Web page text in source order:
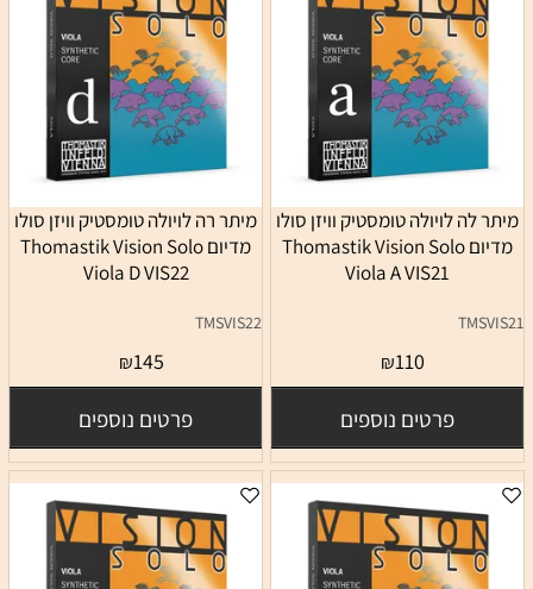
מיתר לה לויולה טומסטיק וויזן סולו
מדיום Thomastik Vision Solo
Viola A VIS21
TMSVIS21
₪110
פרטים נוספים
מיתר רה לויולה טומסטיק וויזן סולו
מדיום Thomastik Vision Solo
Viola D VIS22
TMSVIS22
₪145
פרטים נוספים